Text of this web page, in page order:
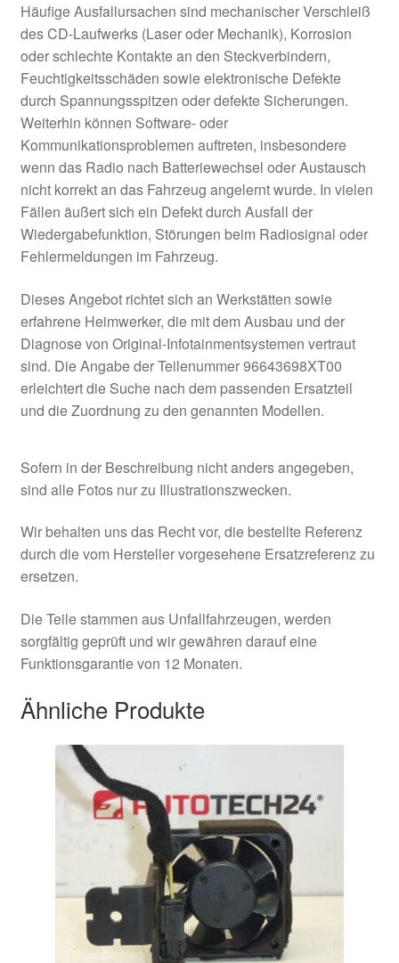
Häufige Ausfallursachen sind mechanischer Verschleiß
des CD-Laufwerks (Laser oder Mechanik), Korrosion
oder schlechte Kontakte an den Steckverbindern,
Feuchtigkeitsschäden sowie elektronische Defekte
durch Spannungsspitzen oder defekte Sicherungen.
Weiterhin können Software- oder
Kommunikationsproblemen auftreten, insbesondere
wenn das Radio nach Batteriewechsel oder Austausch
nicht korrekt an das Fahrzeug angelernt wurde. In vielen
Fällen äußert sich ein Defekt durch Ausfall der
Wiedergabefunktion, Störungen beim Radiosignal oder
Fehlermeldungen im Fahrzeug.
Dieses Angebot richtet sich an Werkstätten sowie
erfahrene Heimwerker, die mit dem Ausbau und der
Diagnose von Original-Infotainmentsystemen vertraut
sind. Die Angabe der Teilenummer 96643698XT00
erleichtert die Suche nach dem passenden Ersatzteil
und die Zuordnung zu den genannten Modellen.
Sofern in der Beschreibung nicht anders angegeben,
sind alle Fotos nur zu Illustrationszwecken.
Wir behalten uns das Recht vor, die bestellte Referenz
durch die vom Hersteller vorgesehene Ersatzreferenz zu
ersetzen.
Die Teile stammen aus Unfallfahrzeugen, werden
sorgfältig geprüft und wir gewähren darauf eine
Funktionsgarantie von 12 Monaten.
Ähnliche Produkte